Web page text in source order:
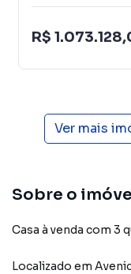
R$
Ver mais
Sobre o
Casa à venda com 3
Localizado em